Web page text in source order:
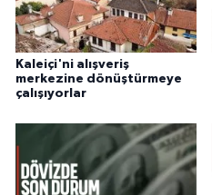
Kaleiçi'ni alışveriş
merkezine dönüştürmeye
çalışıyorlar